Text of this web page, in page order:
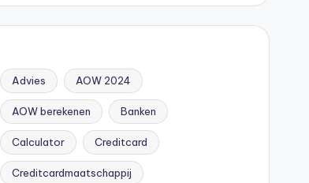
Advies AOW 2024
AOW berekenen Banken
Calculator Creditcard
Creditcardmaatschappij